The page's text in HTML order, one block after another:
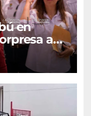
en
a